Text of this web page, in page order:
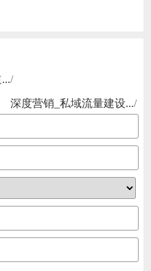
/
深度营销_私域流量建设.../